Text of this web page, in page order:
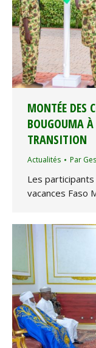
MONTÉE DES
BOUGOUMA À
TRANSITION
Actualités Par
Les
vacances Faso